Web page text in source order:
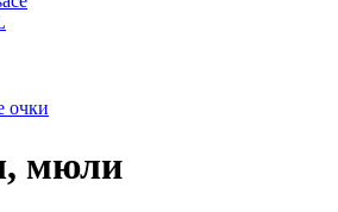
очки
мюли